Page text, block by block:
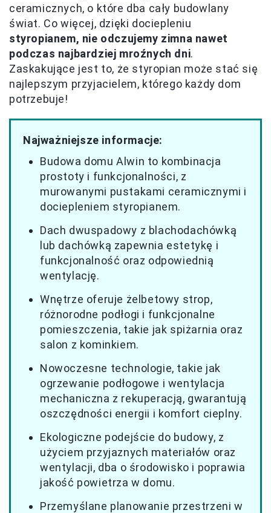
ceramicznych, o które dba cały budowlany
świat. Co więcej, dzięki dociepleniu
styropianem, nie odczujemy zimna nawet
podczas najbardziej mroźnych dni.
Zaskakujące jest to, że styropian może stać się
najlepszym przyjacielem, którego każdy dom
potrzebuje!
Najważniejsze informacje:
Budowa domu Alwin to kombinacja
prostoty i funkcjonalności, z
murowanymi pustakami ceramicznymi i
dociepleniem styropianem.
Dach dwuspadowy z blachodachówką
lub dachówką zapewnia estetykę i
funkcjonalność oraz odpowiednią
wentylację.
Wnętrze oferuje żelbetowy strop,
różnorodne podłogi i funkcjonalne
pomieszczenia, takie jak spiżarnia oraz
salon z kominkiem.
Nowoczesne technologie, takie jak
ogrzewanie podłogowe i wentylacja
mechaniczna z rekuperacją, gwarantują
oszczędności energii i komfort cieplny.
Ekologiczne podejście do budowy, z
użyciem przyjaznych materiałów oraz
wentylacji, dba o środowisko i poprawia
jakość powietrza w domu.
Przemyślane planowanie przestrzeni w